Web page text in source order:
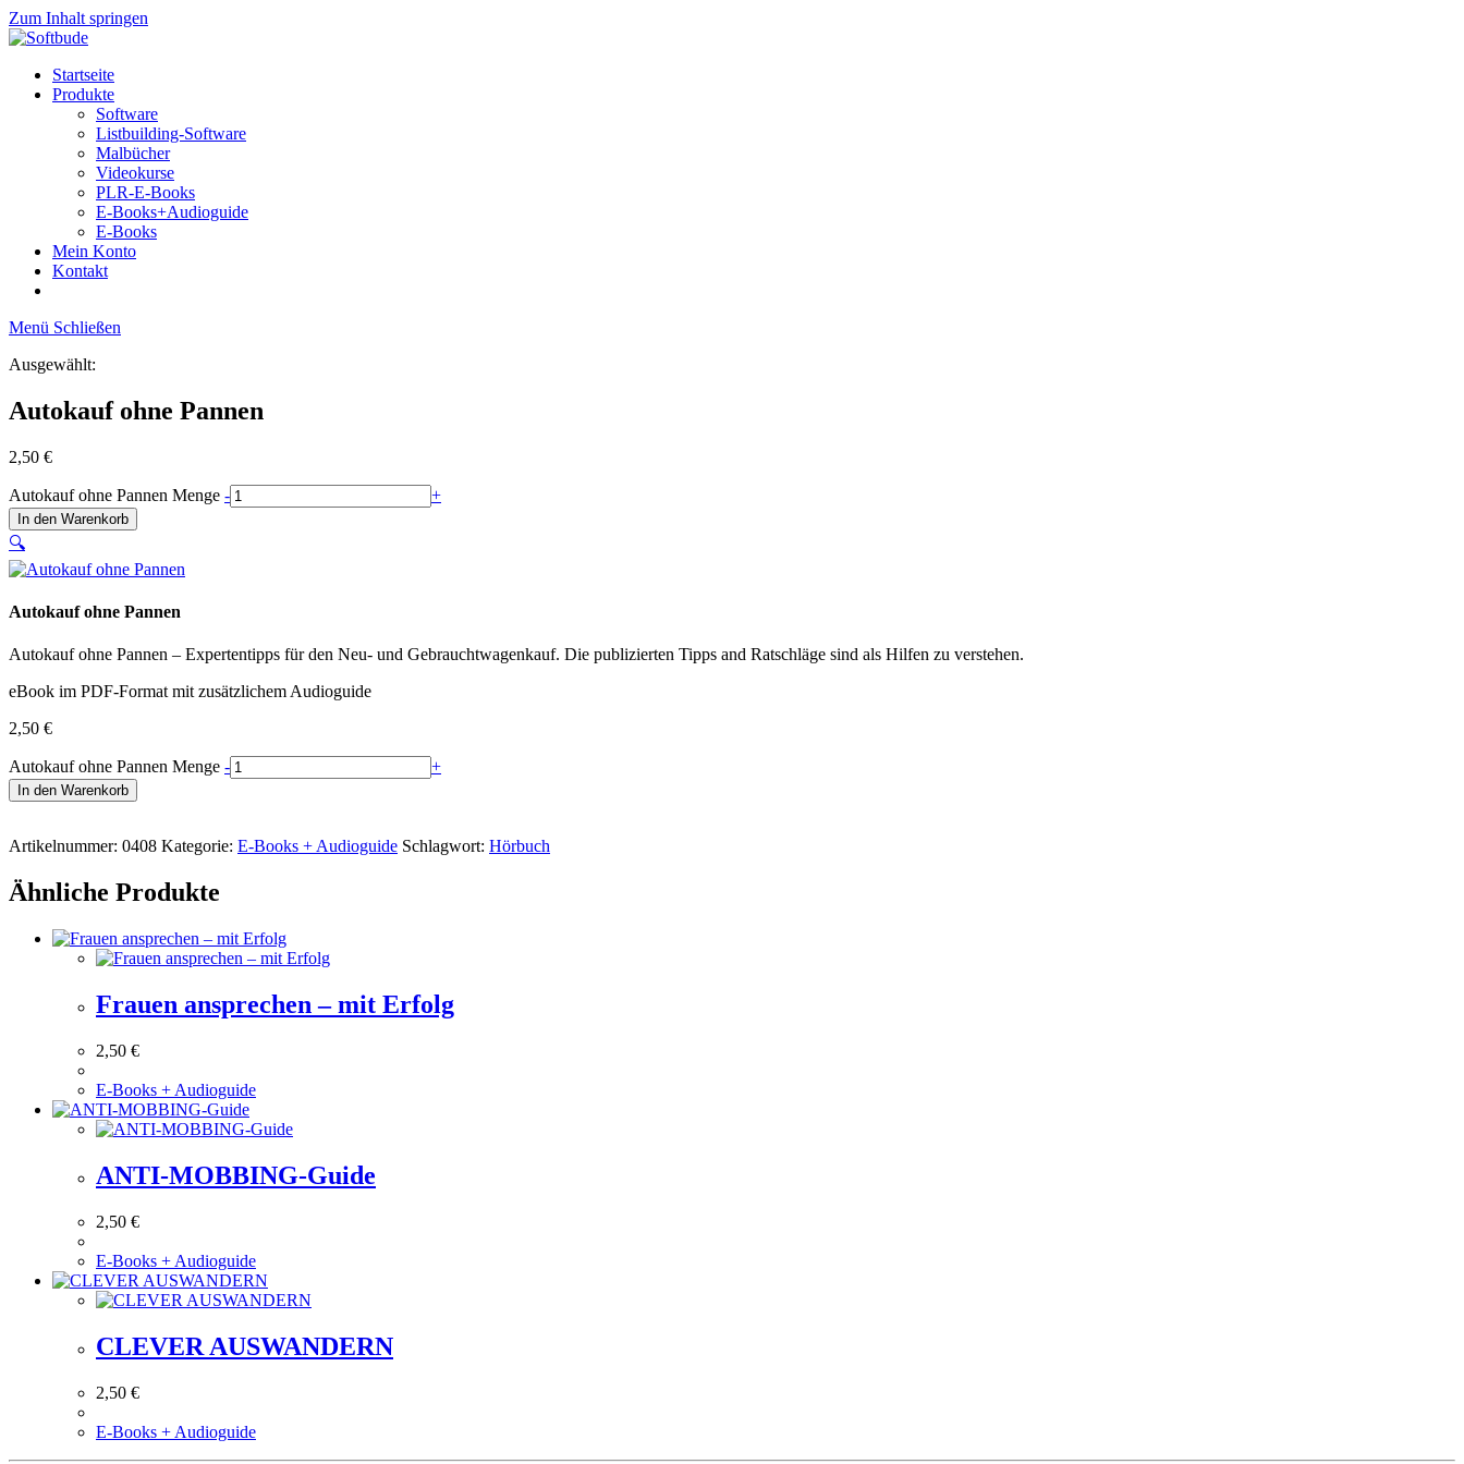
Zum Inhalt springen
Startseite
Produkte
Software
Listbuilding-Software
Malbücher
Videokurse
PLR-E-Books
E-Books+Audioguide
E-Books
Mein Konto
Kontakt
Menü Schließen
Ausgewählt:
Autokauf ohne Pannen
2,50 €
Autokauf ohne Pannen Menge - +
In den Warenkorb
🔍
Autokauf ohne Pannen
Autokauf ohne Pannen – Expertentipps für den Neu- und Gebrauchtwagenkauf. Die publizierten Tipps and Ratschläge sind als Hilfen zu verstehen.
eBook im PDF-Format mit zusätzlichem Audioguide
2,50 €
Autokauf ohne Pannen Menge - +
In den Warenkorb
Artikelnummer: 0408 Kategorie: E-Books + Audioguide Schlagwort: Hörbuch
Ähnliche Produkte
Frauen ansprechen – mit Erfolg
2,50 €
E-Books + Audioguide
ANTI-MOBBING-Guide
2,50 €
E-Books + Audioguide
CLEVER AUSWANDERN
2,50 €
E-Books + Audioguide